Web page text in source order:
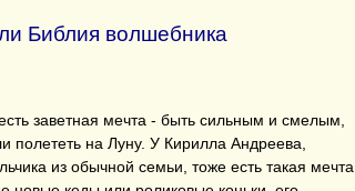
Библия волшебника
заветная мечта - быть сильным и смелым,
полететь на Луну. У Кирилла Андреева,
из обычной семьи, тоже есть такая мечта.